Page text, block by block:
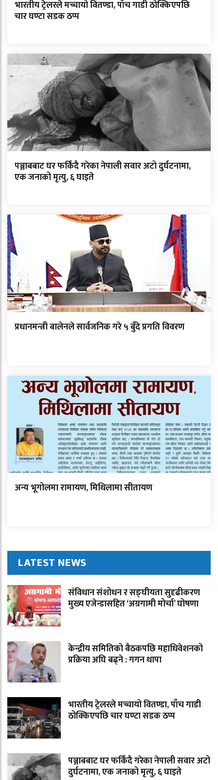
भारतीय ट्रेलरले मच्चायो वितण्डा, पाँच गाडी ठोक्किएपछि
चार घण्टा सडक ठप्प
पञ्जाबबाट घर फर्किंदै गरेका नेपाली सवार अटो दुर्घटनामा,
एक जनाको मृत्यु, ६ घाइते
प्रधानमन्त्री बालेनले सार्वजनिक गरे ५ बुँदे प्रगति विवरण
अन्य भूगोलमा रामायण, मिथिलामा सीतायण
LATEST NEWS
संविधान संशोधन र सङ्घीयता सुदृढीकरण
मुख्य एजेन्डासहित ‘अग्रगामी मोर्चा’ घोषणा
केन्द्रीय समितिको बैठकपछि महाधिवेशनको
प्रक्रिया अघि बढ्ने : गगन थापा
भारतीय ट्रेलरले मच्चायो वितण्डा, पाँच गाडी
ठोक्किएपछि चार घण्टा सडक ठप्प
पञ्जाबबाट घर फर्किंदै गरेका नेपाली सवार अटो
दुर्घटनामा, एक जनाको मृत्यु, ६ घाइते